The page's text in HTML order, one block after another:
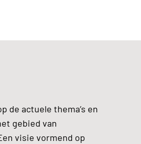
de actuele thema’s en
gebied van
visie vormend op